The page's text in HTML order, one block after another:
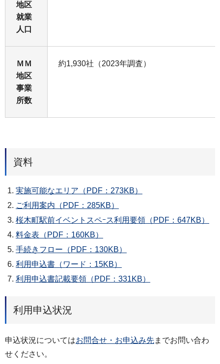
地区
就業
人口
ＭＭ
地区
事業
所数
約1,930社（2023年調査）
資料
実施可能なエリア（PDF：273KB）
ご利用案内（PDF：285KB）
桜木町駅前イベントスペｰス利用要領（PDF：647KB）
料金表（PDF：160KB）
手続きフロー（PDF：130KB）
利用申込書（ワード：15KB）
利用申込書記載要領（PDF：331KB）
利用申込状況
申込状況についてはお問合せ・お申込み先までお問い合わ
せください。